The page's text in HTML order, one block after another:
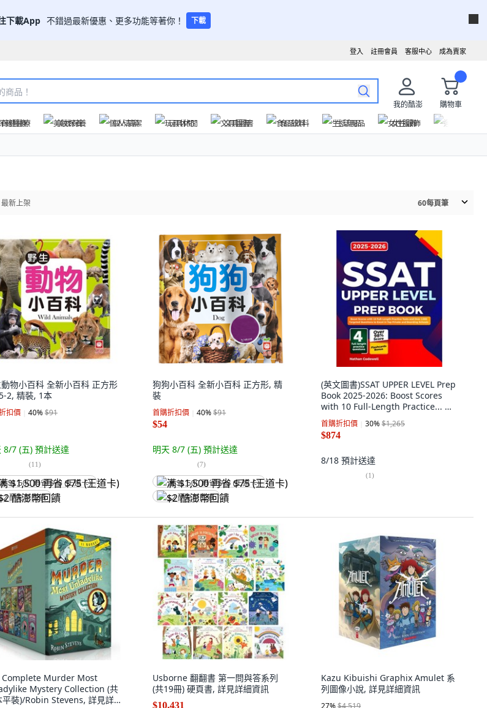
下載App 不錯過最新優惠、更多功能等著你！ 下載
成為賣家
客服中心
註冊會員
登入
我的酷澎
購物車
保健醫療 美妝保養 個人清潔 玩具休閒 文具圖書 食品飲料 生活用品 女性服飾
最新上架 60每頁筆
物小百科 全新小百科 正方形
2, 精裝, 1本
扣價 40%$91
8/7 (五) 預計送達
(11)
$1,500 再省 $75 (王道卡)
酷澎幣回饋
狗狗小百科 全新小百科 正方形, 精
裝
首購折扣價 40%$91
$54
明天 8/7 (五) 預計送達
(7)
满 $1,500 再省 $75 (王道卡)
$2 酷澎幣回饋
(英文圖書)SSAT UPPER LEVEL Prep
Book 2025-2026: Boost Scores
with 10 Full-Length Practice... 平
裝版, Independently Published,
英文
首購折扣價 30%$1,265
$874
8/18 預計送達
(1)
Complete Murder Most
Mystery Collection (共
平裝)/Robin Stevens, 詳見詳
Usborne 翻翻書 第一問與答系列
(共19冊) 硬頁書, 詳見詳細資訊
$10,431
Kazu Kibuishi Graphix Amulet 系
列圖像小說, 詳見詳細資訊
27%$4,519